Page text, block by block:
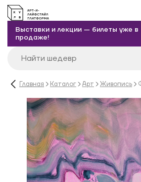
Выставки и лекции — билеты уже в
продаже!
Главная Каталог Арт Живопись